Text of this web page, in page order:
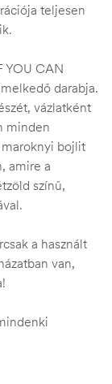
teljesen
YOU CAN
darabja.
vázlatként
minden
bojlit
amire a
színű,
a használt
van,